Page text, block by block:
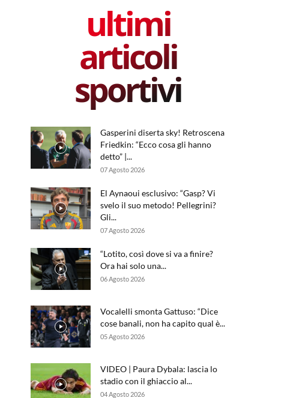
ultimi
articoli
sportivi
Gasperini diserta sky! Retroscena
Friedkin: “Ecco cosa gli hanno
detto” |...
07 Agosto 2026
El Aynaoui esclusivo: “Gasp? Vi
svelo il suo metodo! Pellegrini?
Gli...
07 Agosto 2026
“Lotito, così dove si va a finire?
Ora hai solo una...
06 Agosto 2026
Vocalelli smonta Gattuso: “Dice
cose banali, non ha capito qual è...
05 Agosto 2026
VIDEO | Paura Dybala: lascia lo
stadio con il ghiaccio al...
04 Agosto 2026